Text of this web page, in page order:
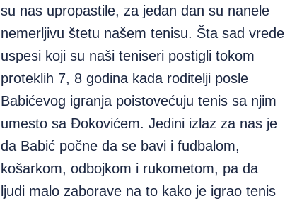
su nas upropastile, za jedan dan su nanele
nemerljivu štetu našem tenisu. Šta sad vrede
uspesi koji su naši teniseri postigli tokom
proteklih 7, 8 godina kada roditelji posle
Babićevog igranja poistovećuju tenis sa njim
umesto sa Đokovićem. Jedini izlaz za nas je
da Babić počne da se bavi i fudbalom,
košarkom, odbojkom i rukometom, pa da
ljudi malo zaborave na to kako je igrao tenis